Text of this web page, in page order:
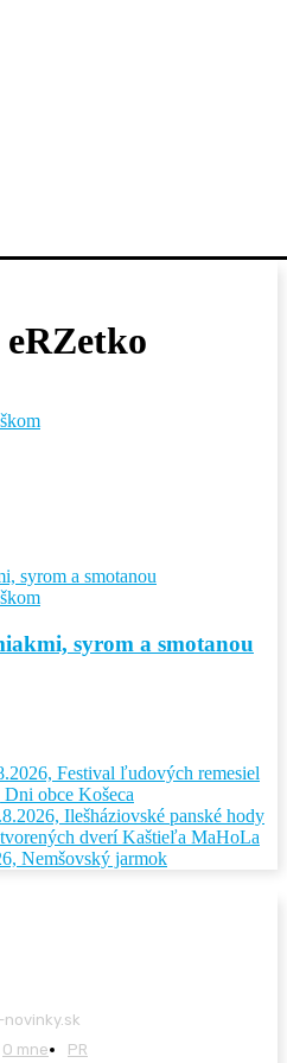
syrom a smotanou
Festival ľudových remesiel
obce Košeca
Ilešháziovské panské hody
dverí Kaštieľa MaHoLa
Nemšovský jarmok
O mne
PR